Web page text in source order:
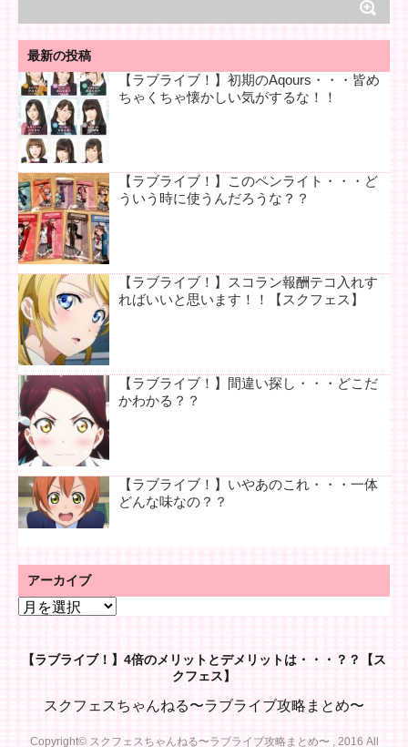
最新の投稿
【ラブライブ！】初期のAqours・・・皆め
ちゃくちゃ懐かしい気がするな！！
【ラブライブ！】このペンライト・・・ど
ういう時に使うんだろうな？？
【ラブライブ！】スコラン報酬テコ入れす
ればいいと思います！！【スクフェス】
【ラブライブ！】間違い探し・・・どこだ
かわかる？？
【ラブライブ！】いやあのこれ・・・一体
どんな味なの？？
アーカイブ
ア
イ【ラブライブ！】4倍のメリットとデメリットは・・・？？【ス
クフェス】
スクフェスちゃんねる〜ラブライブ攻略まとめ〜
Copyright© スクフェスちゃんねる〜ラブライブ攻略まとめ〜 , 2016 All